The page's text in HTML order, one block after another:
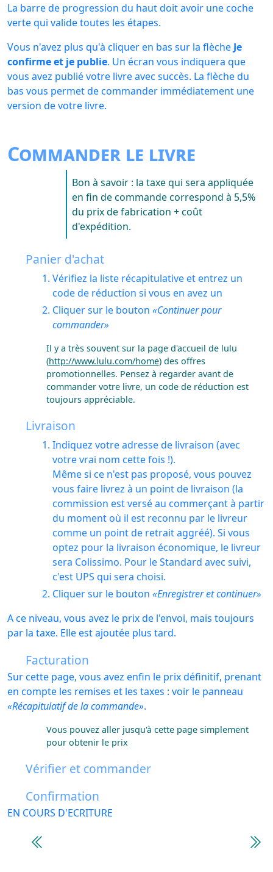
La barre de progression du haut doit avoir une coche
verte qui valide toutes les étapes.
Vous n'avez plus qu'à cliquer en bas sur la flèche Je
confirme et je publie. Un écran vous indiquera que
vous avez publié votre livre avec succès. La flèche du
bas vous permet de commander immédiatement une
version de votre livre.
Commander le livre
Bon à savoir : la taxe qui sera appliquée
en fin de commande correspond à 5,5%
du prix de fabrication + coût
d'expédition.
Panier d'achat
Vérifiez la liste récapitulative et entrez un
code de réduction si vous en avez un
Cliquer sur le bouton Continuer pour
commander
Il y a très souvent sur la page d'accueil de lulu
(http://www.lulu.com/home) des offres
promotionnelles. Pensez à regarder avant de
commander votre livre, un code de réduction est
toujours appréciable.
Livraison
Indiquez votre adresse de livraison (avec
votre vrai nom cette fois !).
Même si ce n'est pas proposé, vous pouvez
vous faire livrez à un point de livraison (la
commission est versé au commerçant à partir
du moment où il est reconnu par le livreur
comme un point de retrait aggréé). Si vous
optez pour la livraison économique, le livreur
sera Colissimo. Pour le Standard avec suivi,
c'est UPS qui sera choisi.
Cliquer sur le bouton Enregistrer et continuer
A ce niveau, vous avez le prix de l'envoi, mais toujours
par la taxe. Elle est ajoutée plus tard.
Facturation
Sur cette page, vous avez enfin le prix définitif, prenant
en compte les remises et les taxes : voir le panneau
Récapitulatif de la commande .
Vous pouvez aller jusqu'à cette page simplement
pour obtenir le prix
Vérifier et commander
Confirmation
EN COURS D'ECRITURE